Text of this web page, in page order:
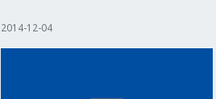
2014-12-04